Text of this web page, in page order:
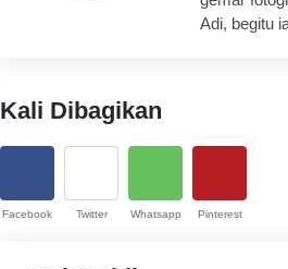
Adi, begitu
Supra.
tengah
Kali Dibagikan
Facebook Twitter Whatsapp Pinterest